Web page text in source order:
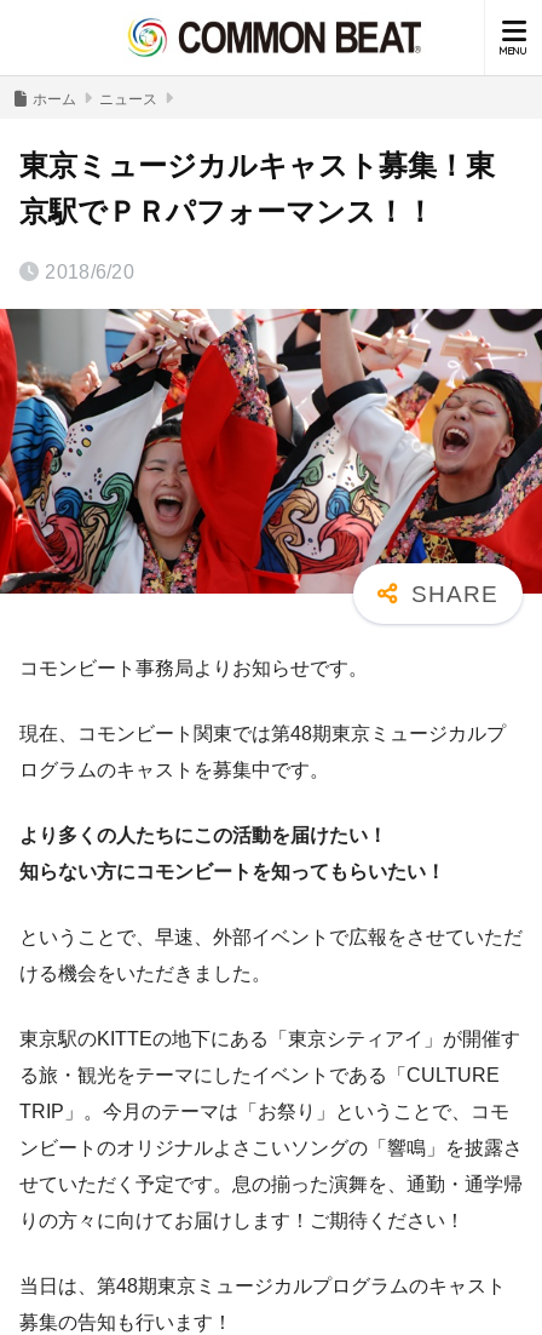
ホーム ニュース
東京ミュージカルキャスト募集！東
京駅でＰＲパフォーマンス！！
2018/6/20
コモンビート事務局よりお知らせです。
現在、コモンビート関東では第48期東京ミュージカルプ
ログラムのキャストを募集中です。
より多くの人たちにこの活動を届けたい！
知らない方にコモンビートを知ってもらいたい！
ということで、早速、外部イベントで広報をさせていただ
ける機会をいただきました。
東京駅のKITTEの地下にある「東京シティアイ」が開催す
る旅・観光をテーマにしたイベントである「CULTURE
TRIP」。今月のテーマは「お祭り」ということで、コモ
ンビートのオリジナルよさこいソングの「響鳴」を披露さ
せていただく予定です。息の揃った演舞を、通勤・通学帰
りの方々に向けてお届けします！ご期待ください！
当日は、第48期東京ミュージカルプログラムのキャスト
募集の告知も行います！